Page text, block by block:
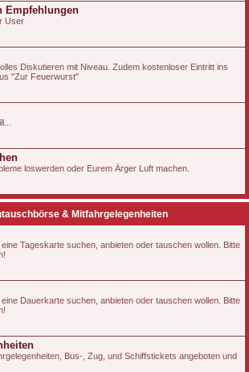
Empfehlungen
User
Diskutieren mit Niveau. Zudem kostenloser Eintritt ins
"Zur Feuerwurst"
loswerden oder Eurem Ärger Luft machen.
& Mitfahrgelegenheiten
Tageskarte suchen, anbieten oder tauschen wollen. Bitte
Dauerkarte suchen, anbieten oder tauschen wollen. Bitte
Bus-, Zug, und Schiffstickets angeboten und